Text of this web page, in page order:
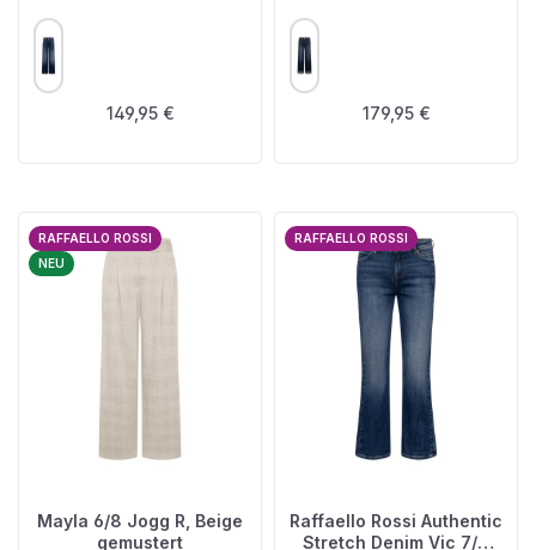
FARBE
Regulärer Preis:
149,95 €
FARBE
Regulärer Preis:
179,95 €
RAFFAELLO ROSSI
NEU
Mayla 6/8 Jogg R, Beige
gemustert
RAFFAELLO ROSSI
Raffaello Rossi Authentic
Stretch Denim Vic 7/8